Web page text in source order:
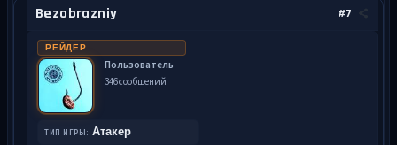
#7
Bezobrazniy
РЕЙДЕР
Пользователь
346 сообщений
ТИП ИГРЫ: Атакер